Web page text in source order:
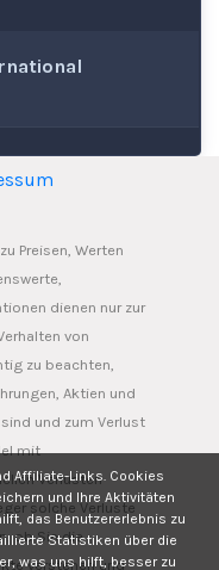
Preisen, Werten
dienen nur zur
von
zu beachten,
Aktien und
und zum Verlust
mit
Verlusten
solche Verluste
ob Sie die
verstehen und
Affiliate-Links. Cookies
und Ihre Aktivitäten
das Benutzererlebnis zu
Statistiken über die
was uns hilft, besser zu